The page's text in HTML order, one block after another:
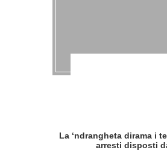
La ‘ndrangheta dirama i
arresti disposti